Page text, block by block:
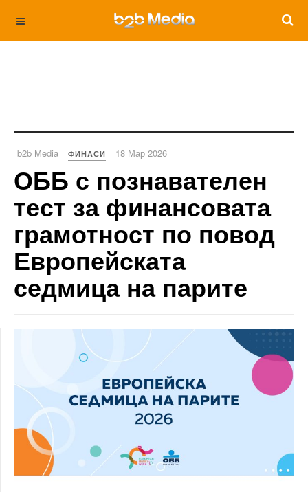
b2b Media ФИНАСИ 18 Мар 2026
ОББ с познавателен
тест за финансовата
грамотност по повод
Европейската
седмица на парите